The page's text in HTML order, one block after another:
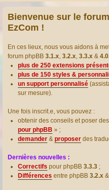
Bienvenue sur le
EzCom !
En ces lieux, nous vous aidons à
forum phpBB 3.1.x, 3.2.x, 3.3.x &
plus de 250 extensions
plus de 150 styles &
un support personnalisé
sur mesure).
Une fois inscrit.e, vous pouvez :
obtenir des conseils et poser
pour phpBB » ;
demander & proposer des
Dernières nouvelles :
Correctifs pour phpBB 3.3.3 ;
Différences entre phpBB 3.2.x &